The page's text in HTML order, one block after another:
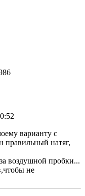
варианту с
правильный натяг,
воздушной пробки...
не